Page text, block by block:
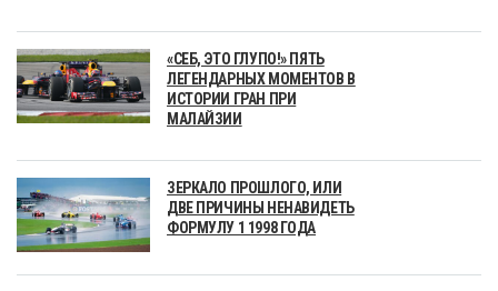
«СЕБ, ЭТО ГЛУПО!» ПЯТЬ
ЛЕГЕНДАРНЫХ МОМЕНТОВ В
ИСТОРИИ ГРАН ПРИ
МАЛАЙЗИИ
ЗЕРКАЛО ПРОШЛОГО, ИЛИ
ДВЕ ПРИЧИНЫ НЕНАВИДЕТЬ
ФОРМУЛУ 1 1998 ГОДА